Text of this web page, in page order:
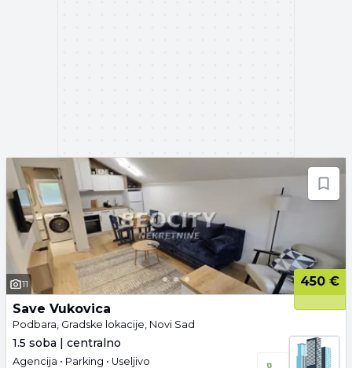
11
450 €
Save Vukovica
Podbara, Gradske lokacije, Novi Sad
1.5 soba | centralno
Agencija • Parking • Useljivo